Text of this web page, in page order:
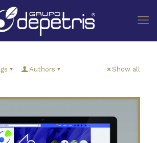
Authors Show all